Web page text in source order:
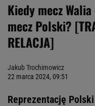
Kiedy mecz
mecz Polski?
RELACJA]
Jakub Trochimowicz
22 marca 2024, 09:51
Reprezentację